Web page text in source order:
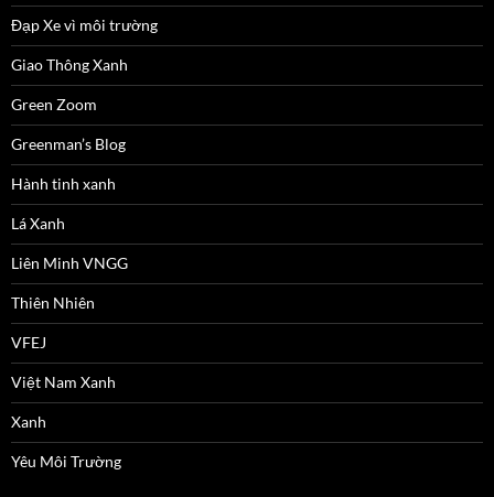
Đạp Xe vì môi trường
Giao Thông Xanh
Green Zoom
Greenman’s Blog
Hành tinh xanh
Lá Xanh
Liên Minh VNGG
Thiên Nhiên
VFEJ
Việt Nam Xanh
Xanh
Yêu Môi Trường